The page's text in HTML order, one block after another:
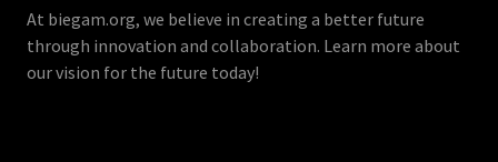
At biegam.org, we believe in creating a better future
through innovation and collaboration. Learn more about
our vision for the future today!